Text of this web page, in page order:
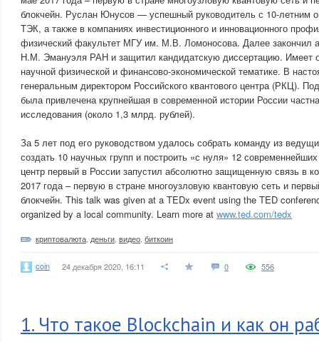
блокчейн. Руслан Юнусов — успешный руководитель с 10-летним
ТЭК, а также в компаниях инвестиционного и инновационного
физический факультет МГУ им. М.В. Ломоносова. Далее закончил
Н.М. Эмануэля РАН и защитил кандидатскую диссертацию. Имеет
научной физической и финансово-экономической тематике. В
генеральным директором Российского квантового центра (РКЦ).
была привлечена крупнейшая в современной истории России
исследования (около 1,3 млрд. рублей).
За 5 лет под его руководством удалось собрать команду из
создать 10 научных групп и построить «с нуля» 12
центр первый в России запустил абсолютно защищенную связь в
2017 года – первую в стране многоузловую квантовую сеть и
блокчейн. This talk was given at a TEDx event using the TED
organized by a local community. Learn more at www.ted.com/tedx
криптовалюта деньги видео биткоин
coin 24 декабря 2020, 16:11 0 556
1. Что такое Blockchain и как он